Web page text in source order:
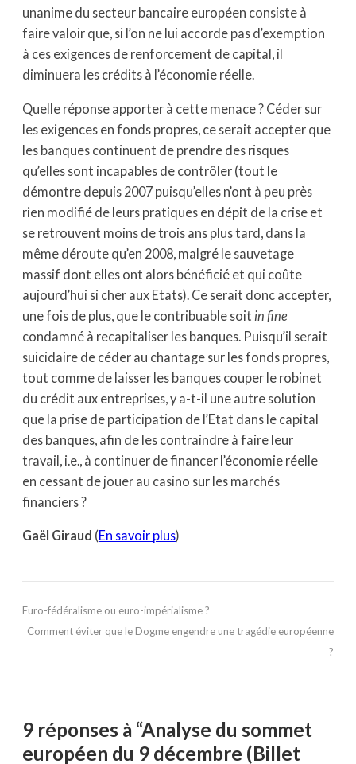
unanime du secteur bancaire européen consiste à
faire valoir que, si l’on ne lui accorde pas d’exemption
à ces exigences de renforcement de capital, il
diminuera les crédits à l’économie réelle.
Quelle réponse apporter à cette menace ? Céder sur
les exigences en fonds propres, ce serait accepter que
les banques continuent de prendre des risques
qu’elles sont incapables de contrôler (tout le
démontre depuis 2007 puisqu’elles n’ont à peu près
rien modifié de leurs pratiques en dépit de la crise et
se retrouvent moins de trois ans plus tard, dans la
même déroute qu’en 2008, malgré le sauvetage
massif dont elles ont alors bénéficié et qui coûte
aujourd’hui si cher aux Etats). Ce serait donc accepter,
une fois de plus, que le contribuable soit in fine
condamné à recapitaliser les banques. Puisqu’il serait
suicidaire de céder au chantage sur les fonds propres,
tout comme de laisser les banques couper le robinet
du crédit aux entreprises, y a-t-il une autre solution
que la prise de participation de l’Etat dans le capital
des banques, afin de les contraindre à faire leur
travail, i.e., à continuer de financer l’économie réelle
en cessant de jouer au casino sur les marchés
financiers ?
Gaël Giraud (En savoir plus)
Euro-fédéralisme ou euro-impérialisme ?
Comment éviter que le Dogme engendre une tragédie européenne
?
9 réponses à “Analyse du sommet
européen du 9 décembre (Billet